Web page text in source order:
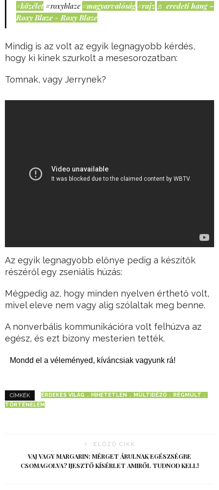
#közélet #roxyblaze #magyarvalóság #rajz ♬ eredeti hang –
Roxy Blaze - Roxy Blaze
Mindig is az volt az egyik legnagyobb kérdés,
hogy ki kinek szurkolt a mesesorozatban:
Tomnak, vagy Jerrynek?
Az egyik legnagyobb előnye pedig a készítők
részéről egy zseniális húzás:
Mégpedig az, hogy minden nyelven érthető volt,
mivel eleve nem vagy alig szólaltak meg benne.
A nonverbális kommunikációra volt felhúzva az
egész, és ezt bizony mesterien tették.
Mondd el a véleményed, kíváncsiak vagyunk rá!
CÍMKÉK ÉRDEKES VILÁG HIHETETLEN MÚLTIDÉZŐ
RÉGMÚLT
TÖRTÉNELEM
ELŐZŐ CIKK
VAJ VAGY MARGARIN: MÉRGET ÁRULNAK EGÉSZSÉGBE
CSOMAGOLVA? IJESZTŐ KÍSÉRLET AMIRŐL TUDNOD KELL!